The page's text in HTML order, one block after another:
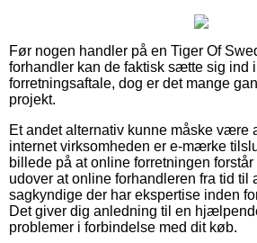
Før nogen handler på en Tiger Of
forhandler kan de faktisk sætte sig ind
forretningsaftale, dog er det mange
projekt.
Et andet alternativ kunne måske være
internet virksomheden er e-mærke
billede på at online forretningen
udover at online forhandleren fra tid til
sagkyndige der har ekspertise inden
Det giver dig anledning til en
problemer i forbindelse med dit køb.